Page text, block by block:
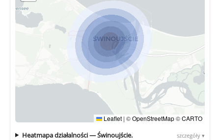
Leaflet | ©OpenStreetMap©CARTO
Heatmapa działalności — Świnoujście. szczegóły ▾